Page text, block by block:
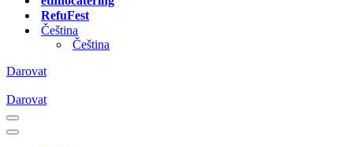
RefuFest
Čeština
Čeština
Darovat
Darovat
Navigační
menu
Navigační